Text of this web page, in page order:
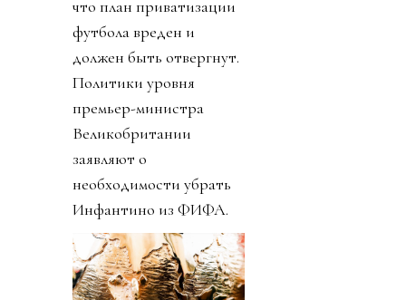
что план приватизации
футбола вреден и
должен быть отвергнут.
Политики уровня
премьер-министра
Великобритании
заявляют о
необходимости убрать
Инфантино из ФИФА.